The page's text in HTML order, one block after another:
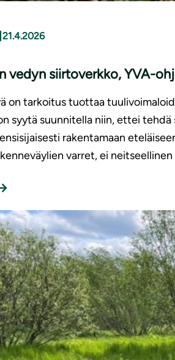
21.4.2026
vedyn siirtoverkko, YVA-
on tarkoitus tuottaa
syytä suunnitella niin, ettei
rakentamaan
varret, ei